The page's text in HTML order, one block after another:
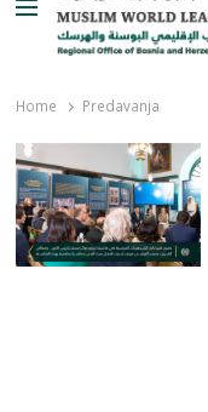
Menu
Bosni i
Home Predavanja